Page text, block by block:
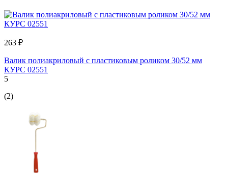
263 ₽
Валик полиакриловый с пластиковым роликом 30/52 мм
КУРС 02551
5
(2)